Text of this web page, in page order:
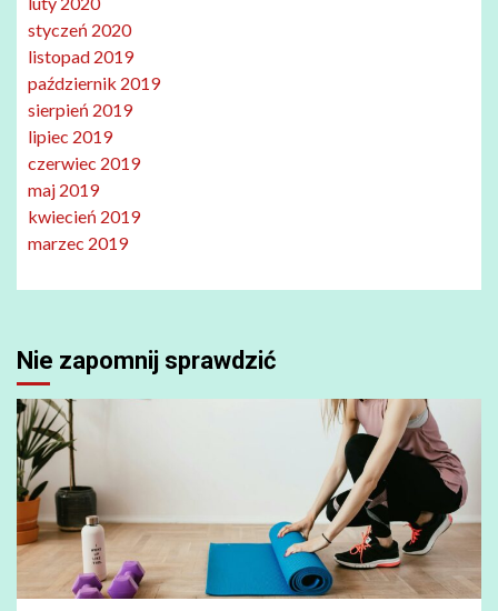
styczeń 2020
listopad 2019
październik 2019
sierpień 2019
lipiec 2019
czerwiec 2019
maj 2019
kwiecień 2019
marzec 2019
Nie zapomnij sprawdzić